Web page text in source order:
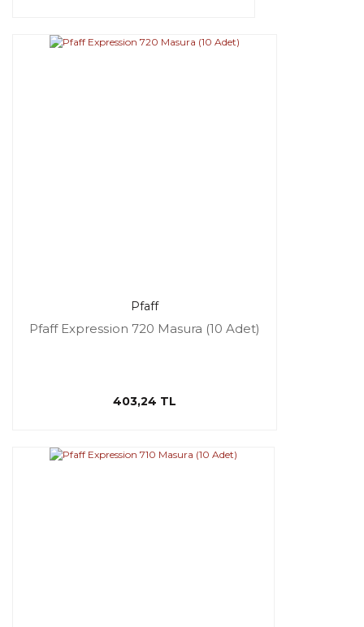
Pfaff
Pfaff Expression 720 Masura (10 Adet)
403,24 TL